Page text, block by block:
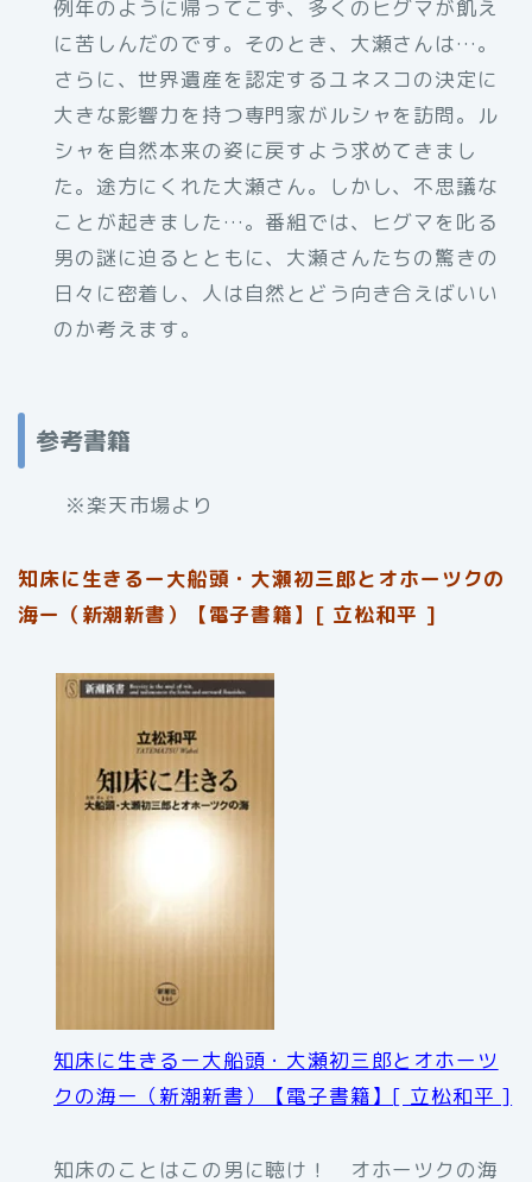
例年のように帰ってこず、多くのヒグマが飢え
に苦しんだのです。そのとき、大瀬さんは…。
さらに、世界遺産を認定するユネスコの決定に
大きな影響力を持つ専門家がルシャを訪問。ル
シャを自然本来の姿に戻すよう求めてきまし
た。途方にくれた大瀬さん。しかし、不思議な
ことが起きました…。番組では、ヒグマを叱る
男の謎に迫るとともに、大瀬さんたちの驚きの
日々に密着し、人は自然とどう向き合えばいい
のか考えます。
参考書籍
※楽天市場より
知床に生きるー大船頭・大瀬初三郎とオホーツクの
海ー（新潮新書）【電子書籍】[ 立松和平 ]
知床に生きるー大船頭・大瀬初三郎とオホーツ
クの海ー（新潮新書）【電子書籍】[ 立松和平 ]
知床のことはこの男に聴け！ オホーツクの海